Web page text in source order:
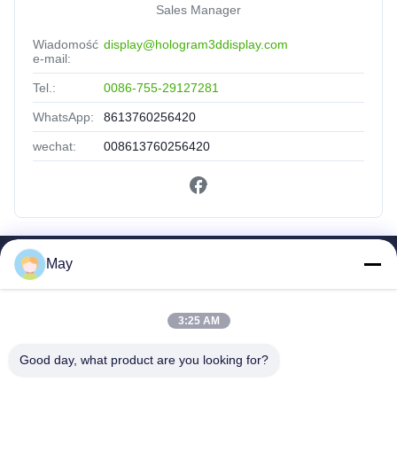
Sales Manager
Wiadomość
e-mail:
display@hologram3ddisplay.com
Tel.: 0086-755-29127281
WhatsApp: 8613760256420
wechat: 008613760256420
Produkty
Wycieczka Po Fabryce
May
3:25 AM
Good day, what product are you looking for?